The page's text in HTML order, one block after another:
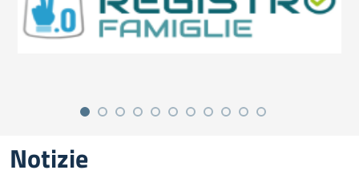
Notizie